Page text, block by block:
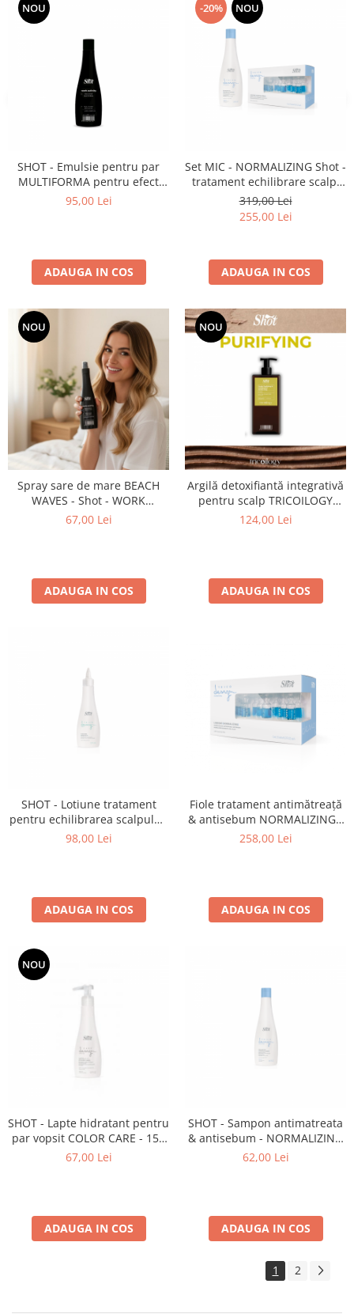
NOU
SHOT - Emulsie pentru par
MULTIFORMA pentru efect
LINS sau CRET 250 ml
95,00 Lei
ADAUGA IN COS
-20% NOU
Set MIC - NORMALIZING Shot -
tratament echilibrare scalp,
impotriva matretii sau a
scalpului gras (șampon 250ml
+ 10 fiole tratament)
319,00 Lei
255,00 Lei
ADAUGA IN COS
NOU
Spray sare de mare BEACH
WAVES - Shot - WORK
ACTIVITY - 150 ml
67,00 Lei
ADAUGA IN COS
NOU
Argilă detoxifiantă integrativă
pentru scalp TRICOILOGY
SCALP PURIFYING – Shot – 200
124,00 Lei
ADAUGA IN COS
SHOT - Lotiune tratament
pentru echilibrarea scalpului,
impotriva matretii sau a
98,00 Lei
ADAUGA IN COS
Fiole tratament antimătreață
& antisebum NORMALIZING -
Shot - set 10 fiole x 10 ml
258,00 Lei
ADAUGA IN COS
NOU
SHOT - Lapte hidratant pentru
par vopsit COLOR CARE - 150
ml
67,00 Lei
ADAUGA IN COS
SHOT - Sampon antimatreata
& antisebum - NORMALIZING
- 250 ml
62,00 Lei
ADAUGA IN COS
1 2